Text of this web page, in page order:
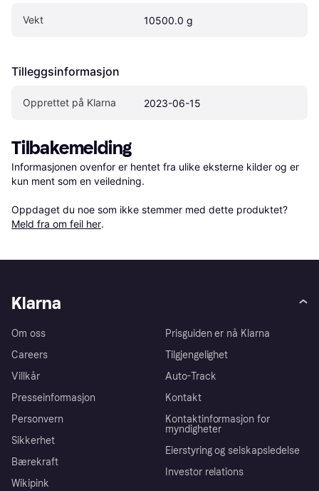
Vekt 10500.0 g
Tilleggsinformasjon
Opprettet på Klarna 2023-06-15
Tilbakemelding
Informasjonen ovenfor er hentet fra ulike eksterne kilder og er
kun ment som en veiledning.
Oppdaget du noe som ikke stemmer med dette produktet?
Meld fra om feil her.
Klarna
Om oss
Careers
Villkår
Presseinformasjon
Personvern
Sikkerhet
Bærekraft
Wikipink
Prisguiden er nå Klarna
Tilgjengelighet
Auto-Track
Kontakt
Kontaktinformasjon for
myndigheter
Eierstyring og selskapsledelse
Investor relations